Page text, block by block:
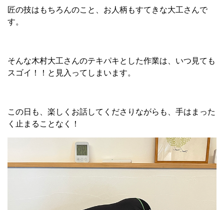
匠の技はもちろんのこと、お人柄もすてきな大工さんで
す。
そんな木村大工さんのテキパキとした作業は、いつ見ても
スゴイ！！と見入ってしまいます。
この日も、楽しくお話してくださりながらも、手はまった
く止まることなく！